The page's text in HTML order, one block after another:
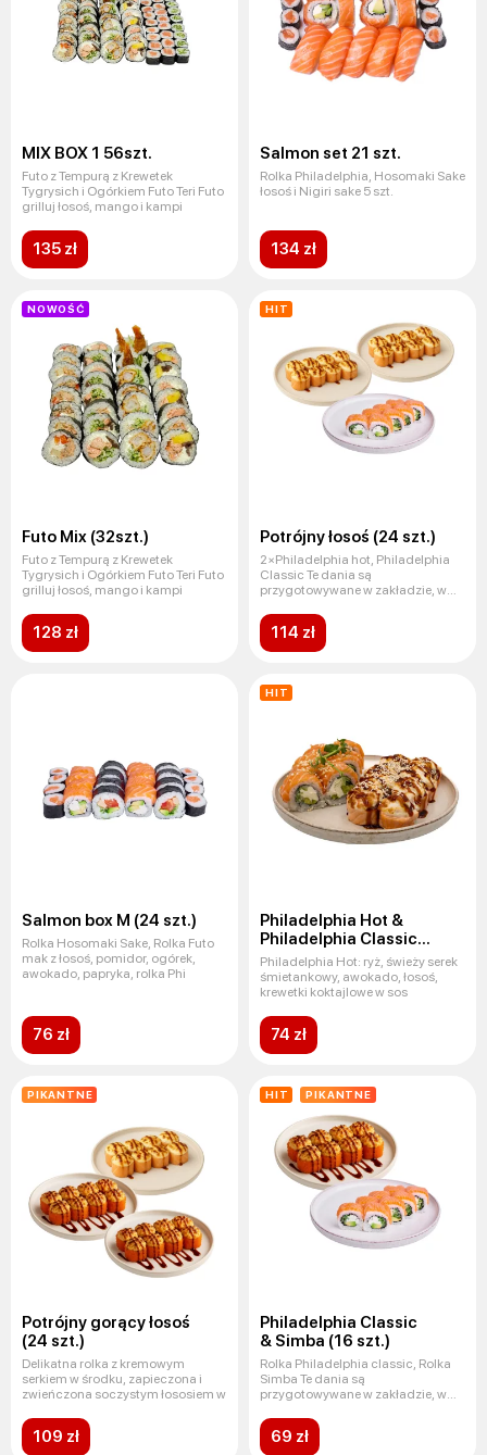
MIX BOX 1 56szt.
Futo z Tempurą z Krewetek
Tygrysich i Ogórkiem Futo Teri Futo
grilluj łosoś, mango i kampi
135 zł
Salmon set 21 szt.
Rolka Philadelphia, Hosomaki Sake
łosoś i Nigiri sake 5 szt.
134 zł
NOWOŚĆ
Futo Mix (32szt.)
Futo z Tempurą z Krewetek
Tygrysich i Ogórkiem Futo Teri Futo
grilluj łosoś, mango i kampi
128 zł
HIT
Potrójny łosoś (24 szt.)
2×Philadelphia hot, Philadelphia
Classic Te dania są
przygotowywane w zakładzie, w
114 zł
Salmon box M (24 szt.)
Rolka Hosomaki Sake, Rolka Futo
mak z łosoś, pomidor, ogórek,
awokado, papryka, rolka Phi
76 zł
HIT
Philadelphia Hot &
Philadelphia Classic
(16 szt.)
Philadelphia Hot: ryż, świeży serek
śmietankowy, awokado, łosoś,
krewetki koktajlowe w sos
74 zł
PIKANTNE
Potrójny gorący łosoś
(24 szt.)
Delikatna rolka z kremowym
serkiem w środku, zapieczona i
zwieńczona soczystym łososiem w
109 zł
HIT PIKANTNE
Philadelphia Сlassic
& Simba (16 szt.)
Rolka Philadelphia classic, Rolka
Simba Te dania są
przygotowywane w zakładzie, w
69 zł